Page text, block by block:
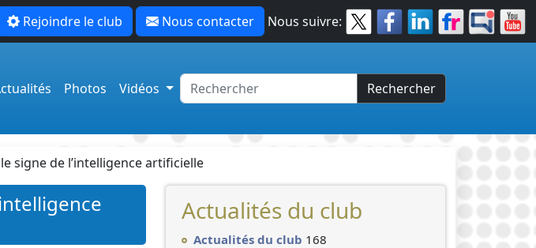
Rejoindre le club Nous contacter Nous suivre:
Photos Vidéos Rechercher
signe de l’intelligence artificielle
Actualités du club
Actualités du club 168